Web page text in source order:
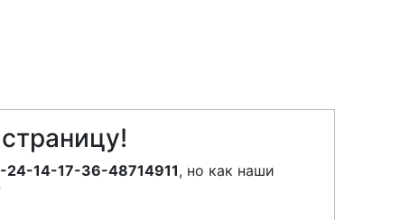
14-17-36-48714911, но как наши